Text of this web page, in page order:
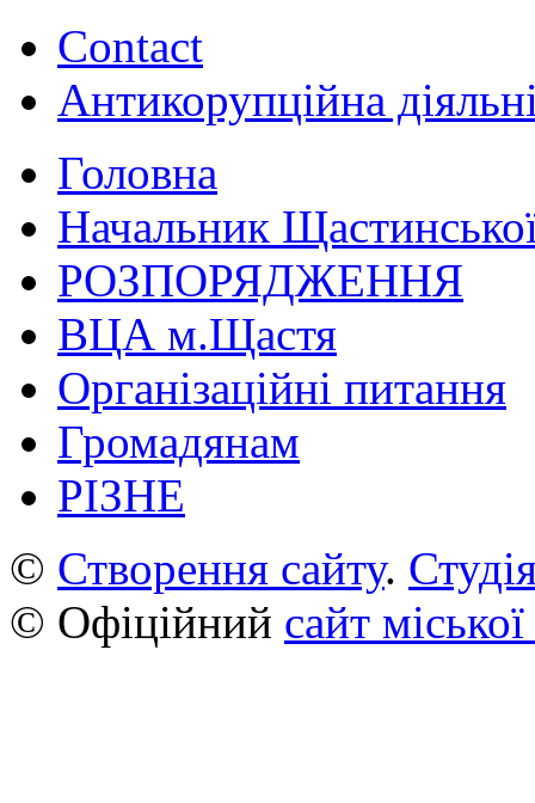
Contact
Антикорупційна
Головна
Начальник
РОЗПОРЯДЖЕННЯ
ВЦА м.Щастя
Організаційні питання
Громадянам
РІЗНЕ
© Створення сайту.
© Офіційний сайт